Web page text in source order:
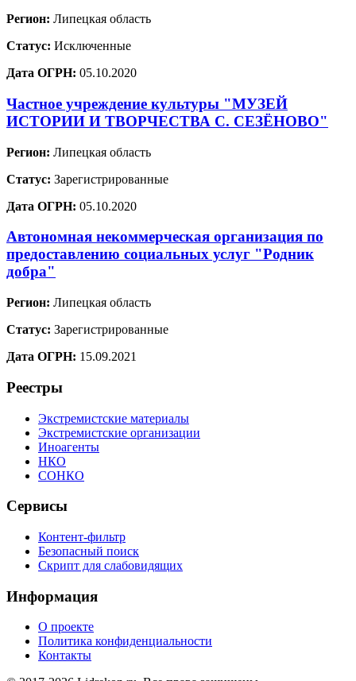
Регион: Липецкая область
Статус: Исключенные
Дата ОГРН: 05.10.2020
Частное учреждение культуры "МУЗЕЙ
ИСТОРИИ И ТВОРЧЕСТВА С. СЕЗЁНОВО"
Регион: Липецкая область
Статус: Зарегистрированные
Дата ОГРН: 05.10.2020
Автономная некоммерческая организация по
предоставлению социальных услуг "Родник
добра"
Регион: Липецкая область
Статус: Зарегистрированные
Дата ОГРН: 15.09.2021
Реестры
Экстремистские материалы
Экстремистские организации
Иноагенты
НКО
СОНКО
Сервисы
Контент-фильтр
Безопасный поиск
Скрипт для слабовидящих
Информация
О проекте
Политика конфиденциальности
Контакты